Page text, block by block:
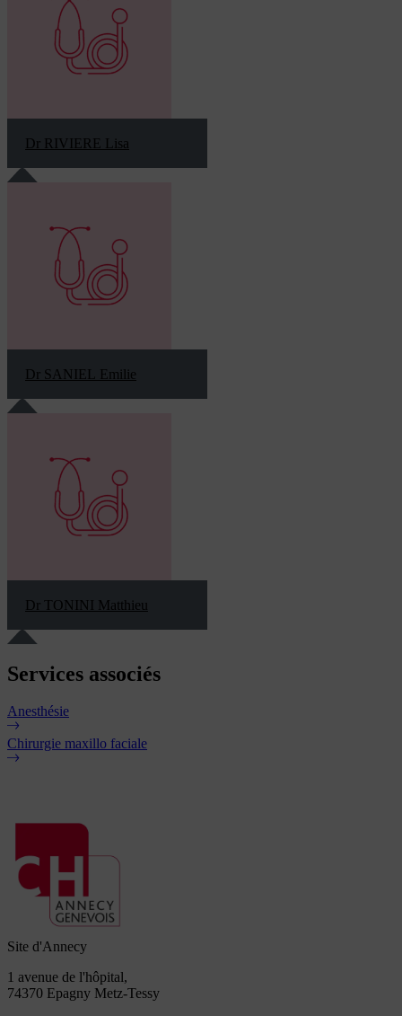
Dr RIVIERE Lisa
Dr SANIEL Emilie
Dr TONINI Matthieu
Services associés
Anesthésie
Chirurgie maxillo faciale
Site d'Annecy
1 avenue de l'hôpital,
74370 Epagny Metz-Tessy